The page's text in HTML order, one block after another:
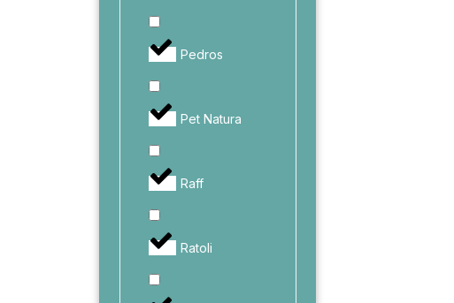
Pedros
Pet Natura
Raff
Ratoli